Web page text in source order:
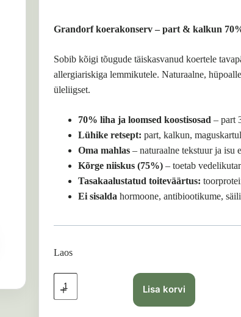
Grandorf koerakonserv – part & kalkun
Sobib kõigi tõugude täiskasvanud koertele
allergiariskiga lemmikutele. Naturaalne,
üleliigset.
70% liha ja loomsed koostisosad – part
Lühike retsept: part, kalkun,
Oma mahlas – naturaalne tekstuur ja isu
Kõrge niiskus (75%) – toetab
Tasakaalustatud toiteväärtus:
Ei sisalda hormoone, antibiootikume,
Laos
Grandorf
koerakonserv
–
Lisa korvi